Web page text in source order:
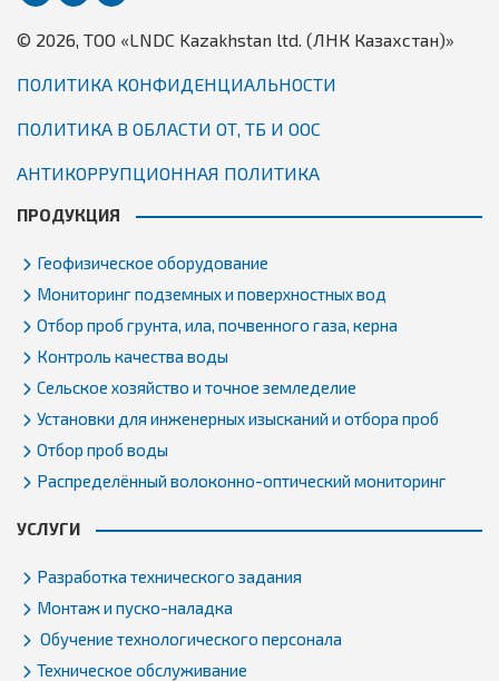
© 2026, TОО «LNDC Kazakhstan ltd. (ЛНК Казахстан)»
ПОЛИТИКА КОНФИДЕНЦИАЛЬНОСТИ
ПОЛИТИКА В ОБЛАСТИ ОТ, ТБ И ООС
АНТИКОРРУПЦИОННАЯ ПОЛИТИКА
ПРОДУКЦИЯ
Геофизическое оборудование
Мониторинг подземных и поверхностных вод
Отбор проб грунта, ила, почвенного газа, керна
Контроль качества воды
Сельское хозяйство и точное земледелие
Установки для инженерных изысканий и отбора проб
Отбор проб воды
Распределённый волоконно-оптический мониторинг
УСЛУГИ
Разработка технического задания
Монтаж и пуско-наладка
Обучение технологического персонала
Техническое обслуживание